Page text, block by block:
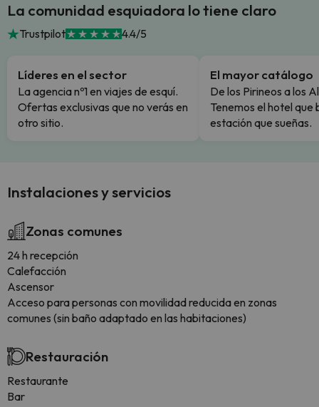
La comunidad esquiadora lo tiene claro
Trustpilot 4.4/5
Líderes en el sector
La agencia nº1 en viajes de esquí.
Ofertas exclusivas que no verás en
otro sitio.
El mayor catálogo
De los Pirineos a los
Tenemos el hotel que
estación que sueñas.
Instalaciones y servicios
Zonas comunes
24 h recepción
Calefacción
Ascensor
Acceso para personas con movilidad reducida en zonas
comunes (sin baño adaptado en las habitaciones)
Restauración
Restaurante
Bar